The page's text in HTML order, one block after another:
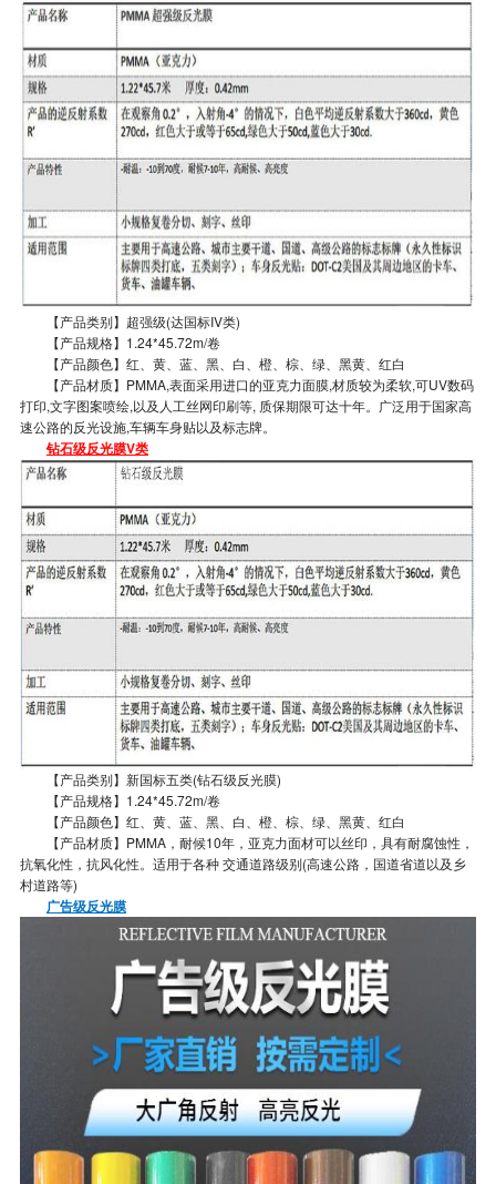
【产品类别】超强级(达国标IV类)
【产品规格】1.24*45.72m/卷
【产品颜色】红、黄、蓝、黑、白、橙、棕、绿、黑黄、红白
【产品材质】PMMA,表面采用进口的亚克力面膜,材质较为柔软,可UV数码
打印,文字图案喷绘,以及人工丝网印刷等, 质保期限可达十年。广泛用于国家高
速公路的反光设施,车辆车身贴以及标志牌。
钻石级反光膜V类
【产品类别】新国标五类(钻石级反光膜)
【产品规格】1.24*45.72m/卷
【产品颜色】红、黄、蓝、黑、白、橙、棕、绿、黑黄、红白
【产品材质】PMMA，耐候10年，亚克力面材可以丝印，具有耐腐蚀性，
抗氧化性，抗风化性。适用于各种 交通道路级别(高速公路，国道省道以及乡
村道路等)
广告级反光膜